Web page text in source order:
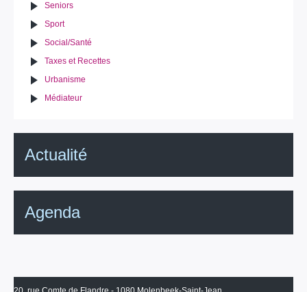
Seniors
Sport
Social/Santé
Taxes et Recettes
Urbanisme
Médiateur
Actualité
Agenda